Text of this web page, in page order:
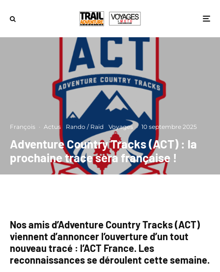
François · Actus Rando / Raid Voyages · 10 septembre 2025
Adventure Country Tracks (ACT) : la
prochaine trace sera française !
Nos amis d’Adventure Country Tracks (ACT)
viennent d’annoncer l’ouverture d’un tout
nouveau tracé : l’ACT France. Les
reconnaissances se déroulent cette semaine.